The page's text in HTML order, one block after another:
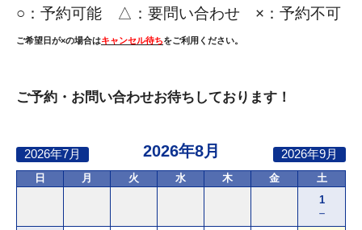
○： 予約可能 △：要問い合わせ ×：予約不可
ご希望日が×の場合はキャンセル待ちをご利用ください。
ご予約・お問い合わせお待ちしております！
2026年8月
日 月 火 水 木 金
土
1
－
2026年7月 2026年9月